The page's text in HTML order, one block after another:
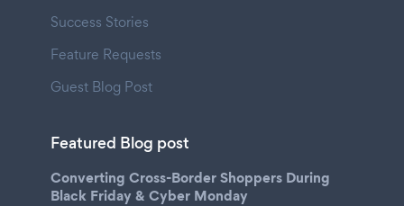
Success Stories
Feature Requests
Guest Blog Post
Featured Blog post
Converting Cross-Border Shoppers During
Black Friday & Cyber Monday